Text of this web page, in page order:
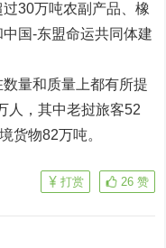
30万吨农副产品、橡
国-东盟命运共同体建
量和质量上都有所提
人，其中老挝旅客52
货物82万吨。
26 赞
打赏